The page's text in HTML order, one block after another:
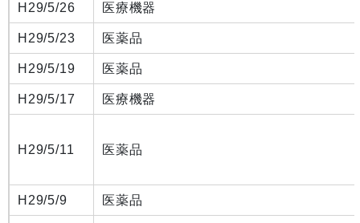
H29/5/26 医療機器
H29/5/23 医薬品
H29/5/19 医薬品
H29/5/17 医療機器
H29/5/11 医薬品
H29/5/9 医薬品